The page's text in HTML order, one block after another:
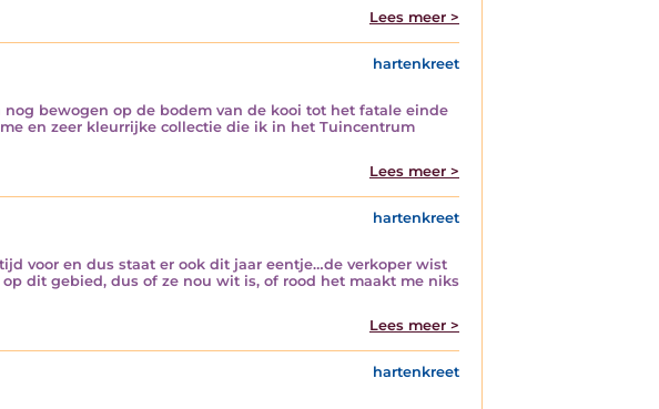
Lees meer >
hartenkreet
bewogen op de bodem van de kooi tot het fatale einde
en zeer kleurrijke collectie die ik in het Tuincentrum
Lees meer >
hartenkreet
voor en dus staat er ook dit jaar eentje…de verkoper wist
dit gebied, dus of ze nou wit is, of rood het maakt me niks
Lees meer >
hartenkreet